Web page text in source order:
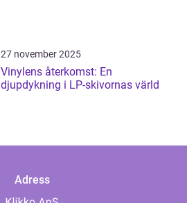
27 november 2025
Vinylens återkomst: En
djupdykning i LP-skivornas värld
Adress